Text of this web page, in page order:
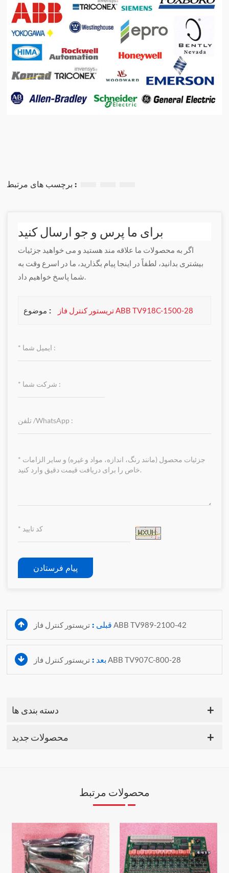
برچسب های مرتبط :
برای ما پرس و جو ارسال کنید
اگر به محصولات ما علاقه مند هستید و می خواهید جزئیات
بیشتری بدانید، لطفاً در اینجا پیام بگذارید، ما در اسرع وقت به
شما پاسخ خواهیم داد.
موضوع : تریستور کنترل فاز ABB TV918C-1500-28
پیام فرستادن
قبلی : تریستور کنترل فاز ABB TV989-2100-42
بعد : تریستور کنترل فاز ABB TV907C-800-28
دسته بندی ها
محصولات جدید
محصولات مرتبط